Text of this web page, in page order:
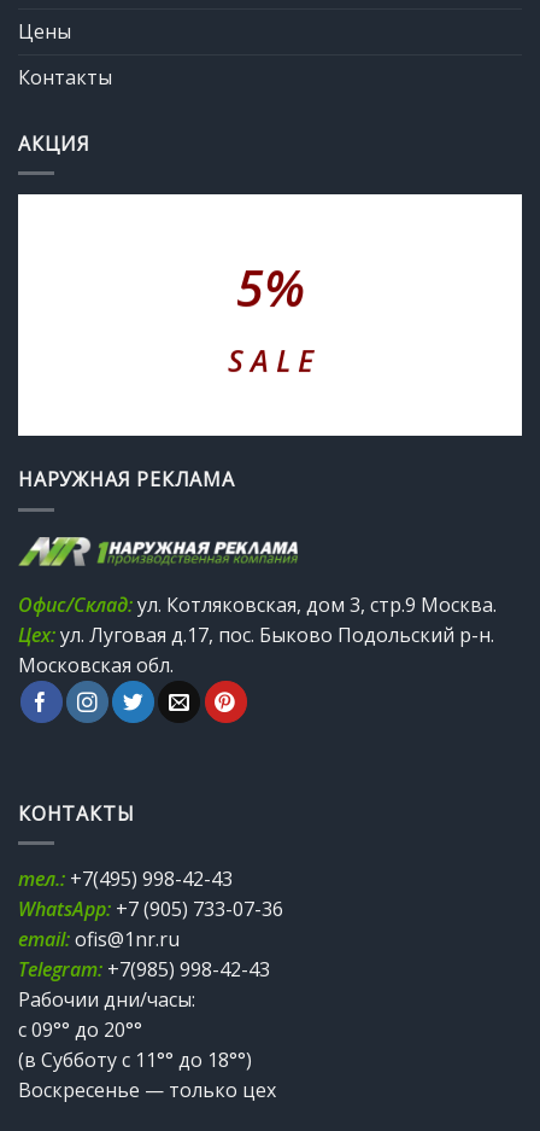
Цены
Контакты
АКЦИЯ
5%
S A L E
НАРУЖНАЯ РЕКЛАМА
Офис/Склад:ул. Котляковская, дом 3, стр.9 Москва.
Цех:ул. Луговая д.17, пос. Быково Подольский р-н.
Московская обл.
КОНТАКТЫ
тел.: +7(495) 998-42-43
WhatsApp: +7 (905) 733-07-36
email:ofis@1nr.ru
Telegram: +7(985) 998-42-43
Рабочии дни/часы:
с 09°° до 20°°
(в Субботу с 11°° до 18°°)
Воскресенье — только цех